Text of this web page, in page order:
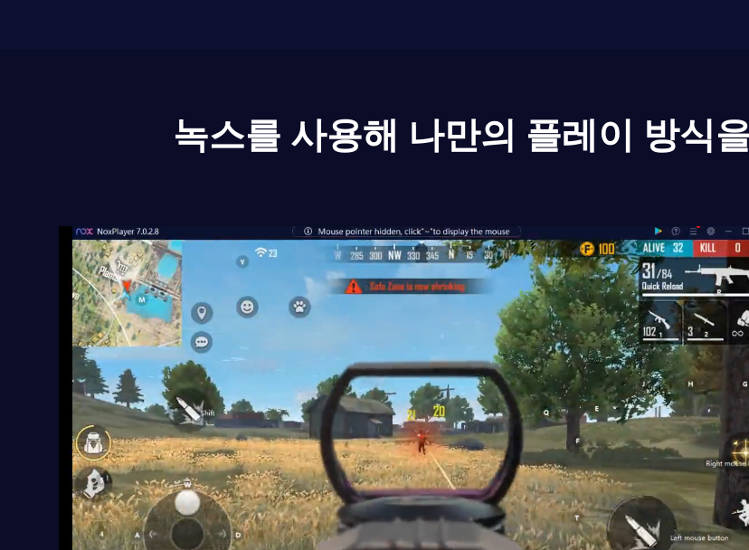
녹스를 사용해 나만의 플레이 방식